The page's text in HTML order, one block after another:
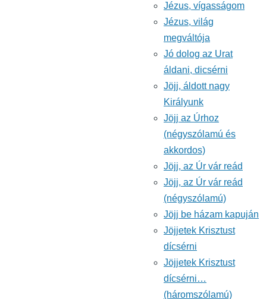
Jézus, vígasságom
Jézus, világ
megváltója
Jó dolog az Urat
áldani, dicsérni
Jöjj, áldott nagy
Királyunk
Jöjj az Úrhoz
(négyszólamú és
akkordos)
Jöjj, az Úr vár reád
Jöjj, az Úr vár reád
(négyszólamú)
Jöjj be házam kapuján
Jöjjetek Krisztust
dícsérni
Jöjjetek Krisztust
dícsérni…
(háromszólamú)